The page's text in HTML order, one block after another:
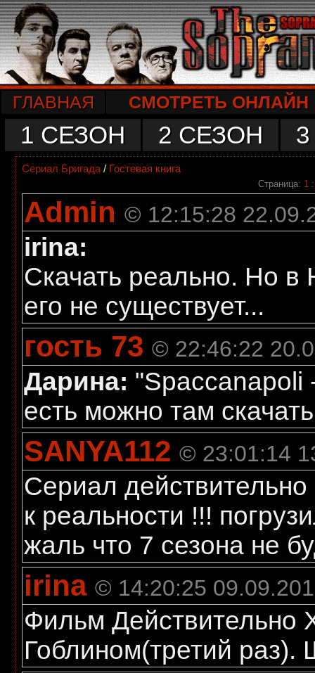
ГЛАВНАЯ СМОТРЕТЬ ОНЛАЙН
1 СЕЗОН 2 СЕЗОН
Сериал Бригада / Гостевая книга
Страница: 1
Admin © 12:15:28
irina:
Скачать реально. Но
его не существует...
гость 73 © 22:46:22
Дарина:
есть можно там
SANYA112 © 23:01:14
Сериал
к реальности !!!
жаль что 7 сезона не
irina © 14:20:25
Фильм Действительно
Гоблином(третий раз).